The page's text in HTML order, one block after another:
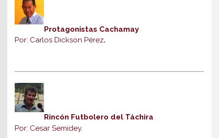
Protagonistas Cachamay
Por: Carlos Dickson Pérez.
Rincón Futbolero del Táchira
Por: Cesar Semidey.